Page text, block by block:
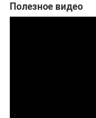
Полезное видео